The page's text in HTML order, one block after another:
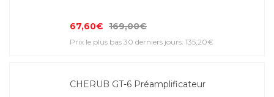
67,60€ 169,00€
Prix le plus bas 30 derniers jours: 135,20€
CHERUB GT-6 Préamplificateur